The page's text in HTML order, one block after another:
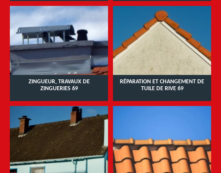
ZINGUEUR, TRAVAUX DE
ZINGUERIES 69
RÉPARATION ET CHANGEMENT DE
TUILE DE RIVE 69